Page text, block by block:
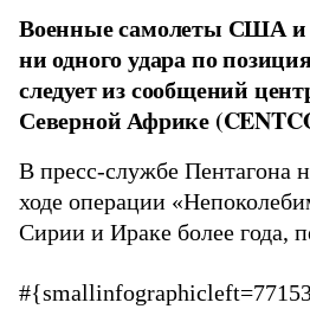
Военные самолеты США и
ни одного удара по
следует из сообщений
Северной Африке
В пресс-службе Пентагона
ходе операции
Сирии и Ираке более года,